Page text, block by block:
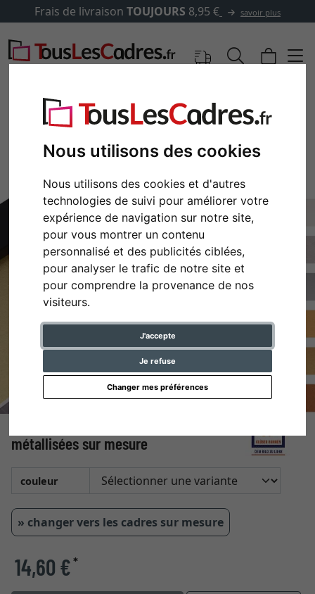
Nous utilisons des cookies
Nous utilisons des cookies et d'autres
technologies de suivi pour améliorer votre
expérience de navigation sur notre site,
pour vous montrer un contenu
personnalisé et des publicités ciblées,
pour analyser le trafic de notre site et
pour comprendre la provenance de nos
visiteurs.
J'accepte
Je refuse
Changer mes préférences
Frais de livraison TOUJOURS 8,95 € savoir plus
métallisées sur mesure
couleur
» changer vers les cadres sur mesure
14,60 €*